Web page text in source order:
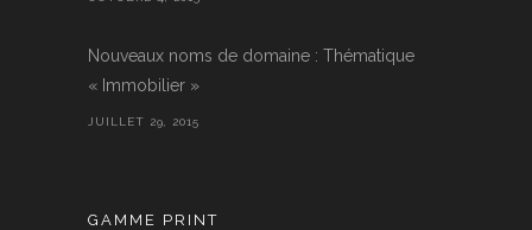
Nouveaux noms de domaine : Thématique
« Immobilier »
JUILLET 29, 2015
GAMME PRINT